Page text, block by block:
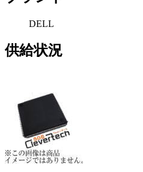
DELL
供給状況